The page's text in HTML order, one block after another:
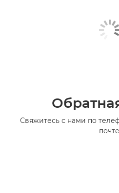
Свяжитесь с нами по
почте